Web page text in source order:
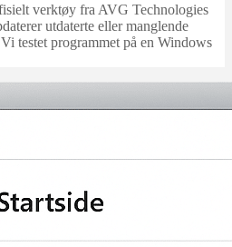
verktøy fra AVG Technologies
utdaterte eller manglende
testet programmet på en Windows